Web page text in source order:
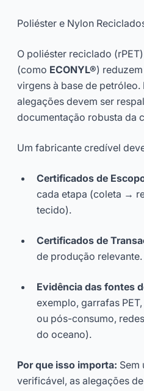
Poliéster e Nylon
O poliéster reciclado
(como ECONYL®)
virgens à base de petróleo.
alegações devem ser
documentação robusta da
Um fabricante credível
Certificados de
cada etapa (coleta →
tecido).
Certificados de
de produção relevante.
Evidência das fontes
exemplo, garrafas
ou pós-consumo,
do oceano).
Por que isso importa: Sem
verificável, as alegações